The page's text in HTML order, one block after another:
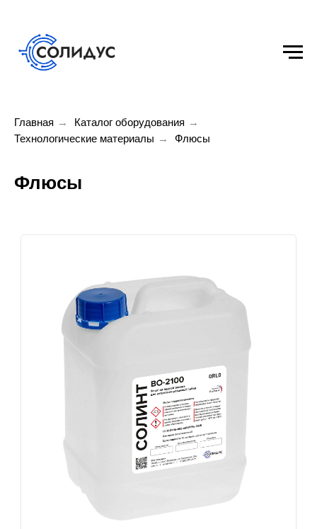
Главная → Каталог оборудования →
Технологические материалы → Флюсы
Флюсы